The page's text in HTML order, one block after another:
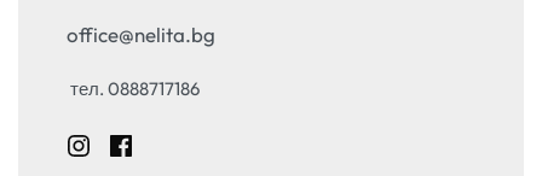
office@nelita.bg
тел. 0888717186